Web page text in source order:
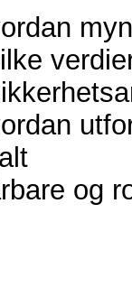
og